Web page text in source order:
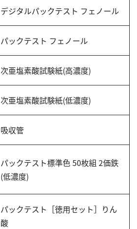
デジタルパックテスト フェノール
パックテスト フェノール
次亜塩素酸試験紙(高濃度)
次亜塩素酸試験紙(低濃度)
吸収管
パックテスト標準色 50枚組 2価鉄
(低濃度)
パックテスト［徳用セット］りん
酸